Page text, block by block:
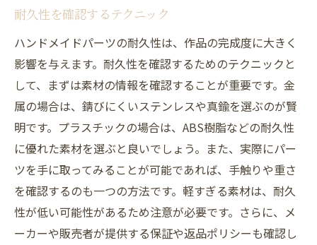
耐久性を確認するテクニック
ハンドメイドパーツの耐久性は、作品の完成度に大きく
影響を与えます。耐久性を確認するためのテクニックと
して、まずは素材の情報を確認することが重要です。金
属の場合は、錆びにくいステンレスや真鍮を選ぶのが賢
明です。プラスチックの場合は、ABS樹脂などの耐久性
に優れた素材を選ぶと良いでしょう。また、実際にパー
ツを手に取ってみることが可能であれば、手触りや重さ
を確認するのも一つの方法です。軽すぎる素材は、耐久
性が低い可能性があるため注意が必要です。さらに、メ
ーカーや販売者が提供する保証や返品ポリシーも確認し